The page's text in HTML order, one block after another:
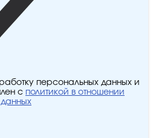
персональных данных и
с политикой в отношении